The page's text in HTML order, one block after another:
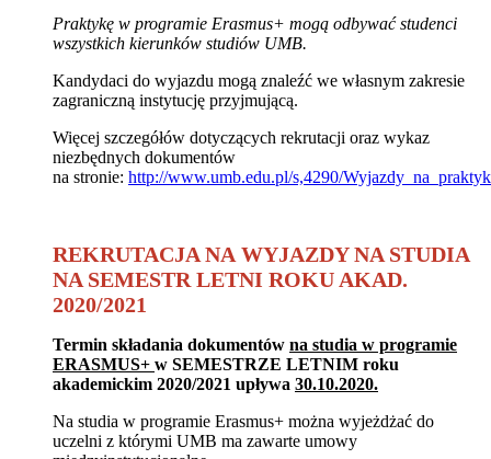
Praktykę w programie Erasmus+ mogą odbywać studenci
wszystkich kierunków studiów UMB.
Kandydaci do wyjazdu mogą znaleźć we własnym zakresie
zagraniczną instytucję przyjmującą.
Więcej szczegółów dotyczących rekrutacji oraz wykaz
niezbędnych dokumentów
na stronie: http://www.umb.edu.pl/s,4290/
REKRUTACJA NA WYJAZDY NA STUDIA
NA SEMESTR LETNI ROKU AKAD.
2020/2021
Termin składania dokumentów na studia w programie
ERASMUS+ w SEMESTRZE LETNIM roku
akademickim 2020/2021 upływa 30.10.2020.
Na studia w programie Erasmus+ można wyjeżdżać do
uczelni z którymi UMB ma zawarte umowy